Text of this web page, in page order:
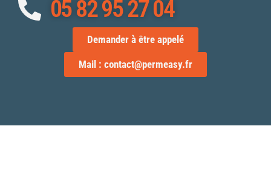
05 82 95 27 04
Demander à être appelé
Mail : contact@permeasy.fr